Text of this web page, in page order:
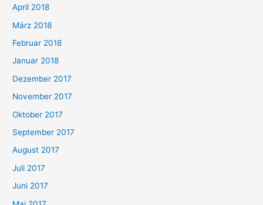
April 2018
März 2018
Februar 2018
Januar 2018
Dezember 2017
November 2017
Oktober 2017
September 2017
August 2017
Juli 2017
Juni 2017